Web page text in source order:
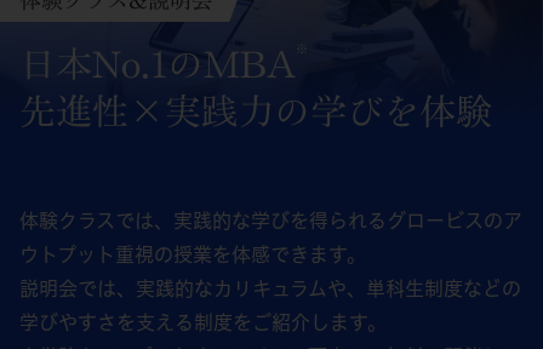
日本No.1のMBA ※
先進性×実践力の学びを体験
体験クラスでは、実践的な学びを得られるグロービスのア
ウトプット重視の授業を体感できます。
説明会では、実践的なカリキュラムや、単科生制度などの
学びやすさを支える制度をご紹介します。